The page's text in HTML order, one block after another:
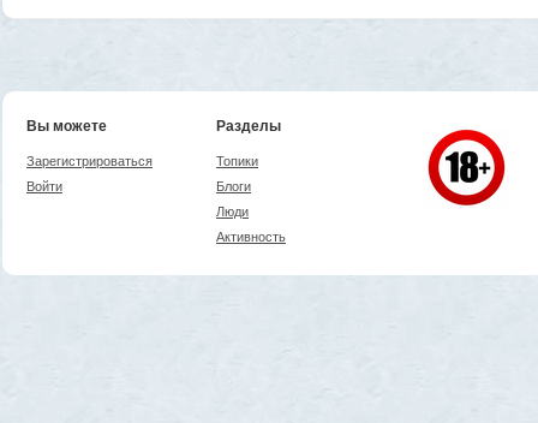
Вы можете
Зарегистрироваться
Войти
Разделы
Топики
Блоги
Люди
Активность